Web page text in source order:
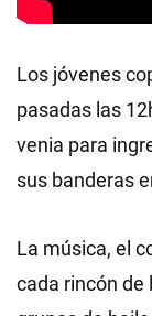
Los jóvenes
pasadas las
venia para
sus banderas
La música, el
cada rincón de